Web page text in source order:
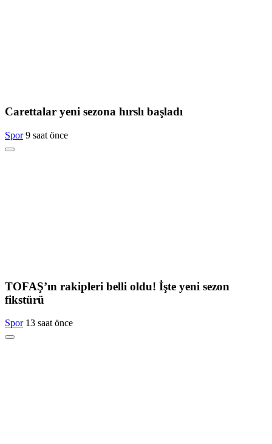
Carettalar yeni sezona hırslı başladı
Spor 9 saat önce
TOFAŞ’ın rakipleri belli oldu! İşte yeni sezon
fikstürü
Spor 13 saat önce